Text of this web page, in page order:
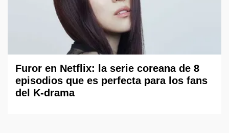
Furor en Netflix: la serie coreana de 8
episodios que es perfecta para los fans
del K-drama